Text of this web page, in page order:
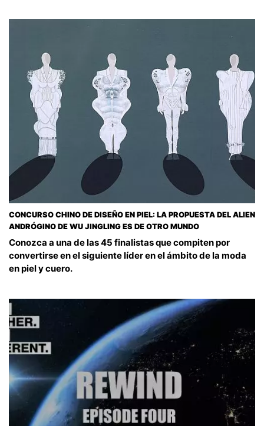
CONCURSO CHINO DE DISEÑO EN PIEL: LA PROPUESTA DEL ALIEN
ANDRÓGINO DE WU JINGLING ES DE OTRO MUNDO
Conozca a una de las 45 finalistas que compiten por
convertirse en el siguiente líder en el ámbito de la moda
en piel y cuero.